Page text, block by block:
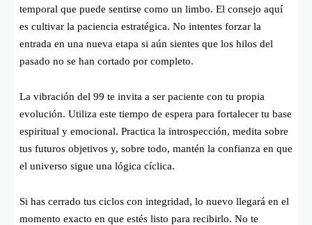
temporal que puede sentirse como un limbo. El consejo aquí
es cultivar la paciencia estratégica. No intentes forzar la
entrada en una nueva etapa si aún sientes que los hilos del
pasado no se han cortado por completo.
La vibración del 99 te invita a ser paciente con tu propia
evolución. Utiliza este tiempo de espera para fortalecer tu base
espiritual y emocional. Practica la introspección, medita sobre
tus futuros objetivos y, sobre todo, mantén la confianza en que
el universo sigue una lógica cíclica.
Si has cerrado tus ciclos con integridad, lo nuevo llegará en el
momento exacto en que estés listo para recibirlo. No te